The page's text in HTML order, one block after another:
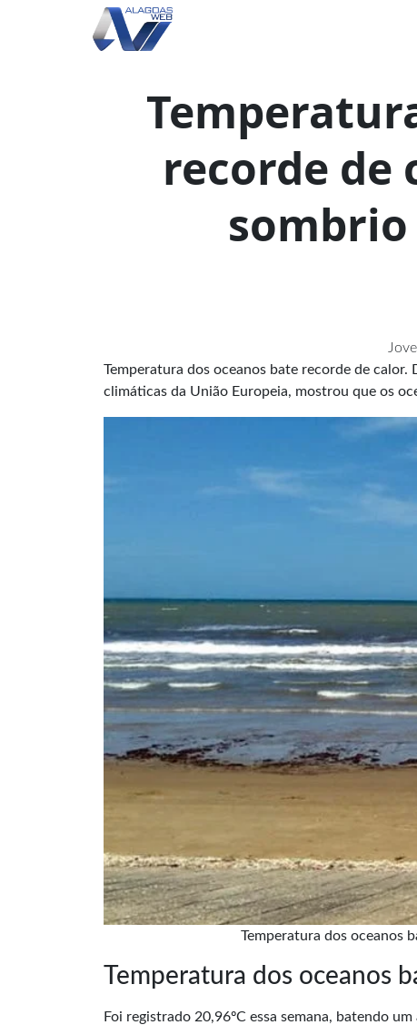
recorde de
Temperatura dos oceanos bate recorde de calor.
climáticas da União Europeia, mostrou que os
Temperatura dos oceanos
Temperatura dos oceanos
Foi registrado 20,96ºC essa semana, batendo